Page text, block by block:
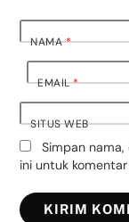
NAMA*
EMAIL*
SITUS WEB
Simpan
ini untuk